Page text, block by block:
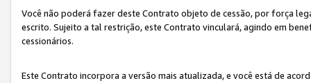
Você não poderá fazer deste Contrato objeto de cessão, por força
escrito. Sujeito a tal restrição, este Contrato vinculará, agindo em
cessionários.
Este Contrato incorpora a versão mais atualizada, e você está de